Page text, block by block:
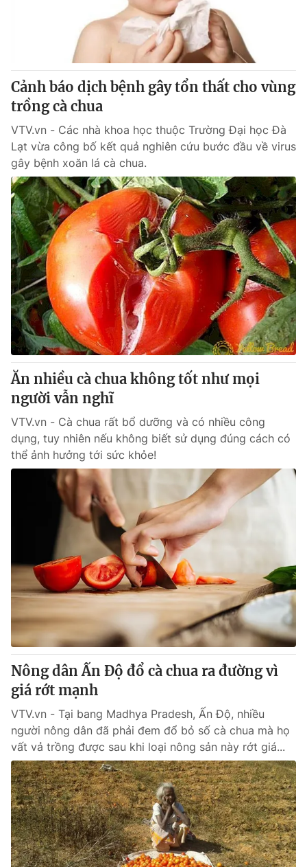
Cảnh báo dịch bệnh gây tổn thất cho vùng
trồng cà chua
VTV.vn - Các nhà khoa học thuộc Trường Đại học Đà
Lạt vừa công bố kết quả nghiên cứu bước đầu về virus
gây bệnh xoăn lá cà chua.
Ăn nhiều cà chua không tốt như mọi
người vẫn nghĩ
VTV.vn - Cà chua rất bổ dưỡng và có nhiều công
dụng, tuy nhiên nếu không biết sử dụng đúng cách có
thể ảnh hưởng tới sức khỏe!
Nông dân Ấn Độ đổ cà chua ra đường vì
giá rớt mạnh
VTV.vn - Tại bang Madhya Pradesh, Ấn Độ, nhiều
người nông dân đã phải đem đổ bỏ số cà chua mà họ
vất vả trồng được sau khi loại nông sản này rớt giá...